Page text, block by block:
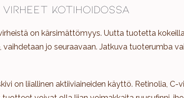
virheet kotihoidossa
on kärsimättömyys. Uutta tuotetta
vaihdetaan jo seuraavaan. Jatkuva tuoterumba
on liiallinen aktiiviaineiden käyttö. Retinolia, C-